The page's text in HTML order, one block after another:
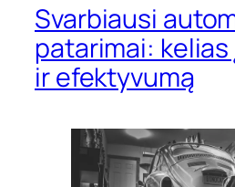
Svarbiausi
patarimai:
ir efektyvumą